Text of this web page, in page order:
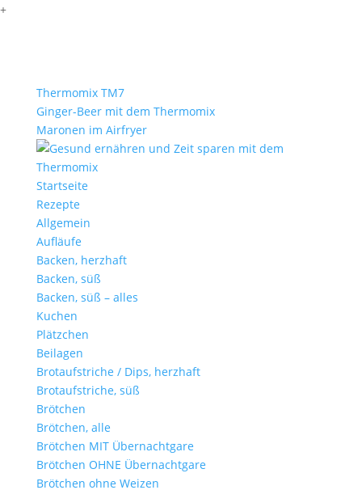
+
Thermomix TM7
Ginger-Beer mit dem Thermomix
Maronen im Airfryer
Startseite
Rezepte
Allgemein
Aufläufe
Backen, herzhaft
Backen, süß
Backen, süß – alles
Kuchen
Plätzchen
Beilagen
Brotaufstriche / Dips, herzhaft
Brotaufstriche, süß
Brötchen
Brötchen, alle
Brötchen MIT Übernachtgare
Brötchen OHNE Übernachtgare
Brötchen ohne Weizen